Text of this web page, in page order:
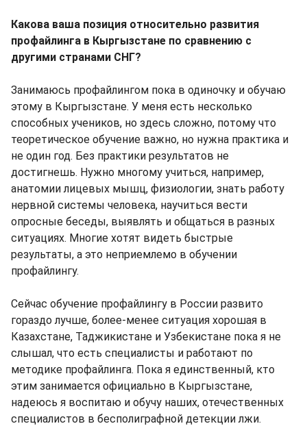
Какова ваша позиция относительно развития
профайлинга в Кыргызстане по сравнению с
другими странами СНГ?
Занимаюсь профайлингом пока в одиночку и обучаю
этому в Кыргызстане. У меня есть несколько
способных учеников, но здесь сложно, потому что
теоретическое обучение важно, но нужна практика и
не один год. Без практики результатов не
достигнешь. Нужно многому учиться, например,
анатомии лицевых мышц, физиологии, знать работу
нервной системы человека, научиться вести
опросные беседы, выявлять и общаться в разных
ситуациях. Многие хотят видеть быстрые
результаты, а это неприемлемо в обучении
профайлингу.
Сейчас обучение профайлингу в России развито
гораздо лучше, более-менее ситуация хорошая в
Казахстане, Таджикистане и Узбекистане пока я не
слышал, что есть специалисты и работают по
методике профайлинга. Пока я единственный, кто
этим занимается официально в Кыргызстане,
надеюсь я воспитаю и обучу наших, отечественных
специалистов в бесполиграфной детекции лжи.